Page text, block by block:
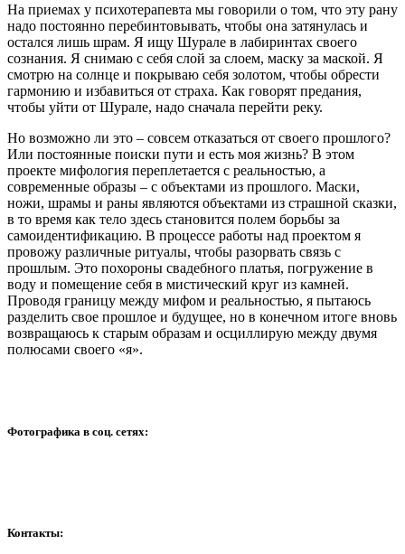
На приемах у психотерапевта мы говорили о том, что эту рану
надо постоянно перебинтовывать, чтобы она затянулась и
остался лишь шрам. Я ищу Шурале в лабиринтах своего
сознания. Я снимаю с себя слой за слоем, маску за маской. Я
смотрю на солнце и покрываю себя золотом, чтобы обрести
гармонию и избавиться от страха. Как говорят предания,
чтобы уйти от Шурале, надо сначала перейти реку.
Но возможно ли это – совсем отказаться от своего прошлого?
Или постоянные поиски пути и есть моя жизнь? В этом
проекте мифология переплетается с реальностью, а
современные образы – с объектами из прошлого. Маски,
ножи, шрамы и раны являются объектами из страшной сказки,
в то время как тело здесь становится полем борьбы за
самоидентификацию. В процессе работы над проектом я
провожу различные ритуалы, чтобы разорвать связь с
прошлым. Это похороны свадебного платья, погружение в
воду и помещение себя в мистический круг из камней.
Проводя границу между мифом и реальностью, я пытаюсь
разделить свое прошлое и будущее, но в конечном итоге вновь
возвращаюсь к старым образам и осциллирую между двумя
полюсами своего «я».
Фотографика в соц. сетях:
Контакты: